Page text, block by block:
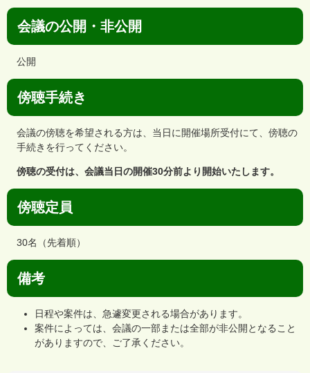
会議の公開・非公開
公開
傍聴手続き
会議の傍聴を希望される方は、当日に開催場所受付にて、傍聴の
手続きを行ってください。
傍聴の受付は、会議当日の開催30分前より開始いたします。
傍聴定員
30名（先着順）
備考
日程や案件は、急遽変更される場合があります。
案件によっては、会議の一部または全部が非公開となること
がありますので、ご了承ください。